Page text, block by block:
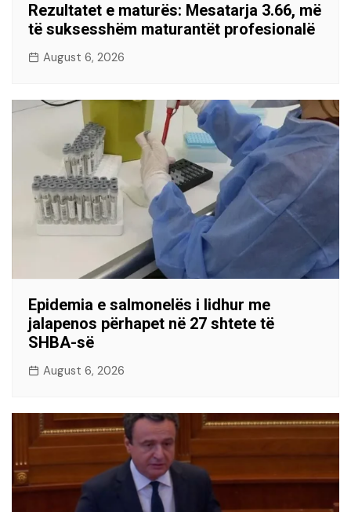
Rezultatet e maturës: Mesatarja 3.66, më
të suksesshëm maturantët profesionalë
August 6, 2026
Epidemia e salmonelës i lidhur me
jalapenos përhapet në 27 shtete të
SHBA-së
August 6, 2026